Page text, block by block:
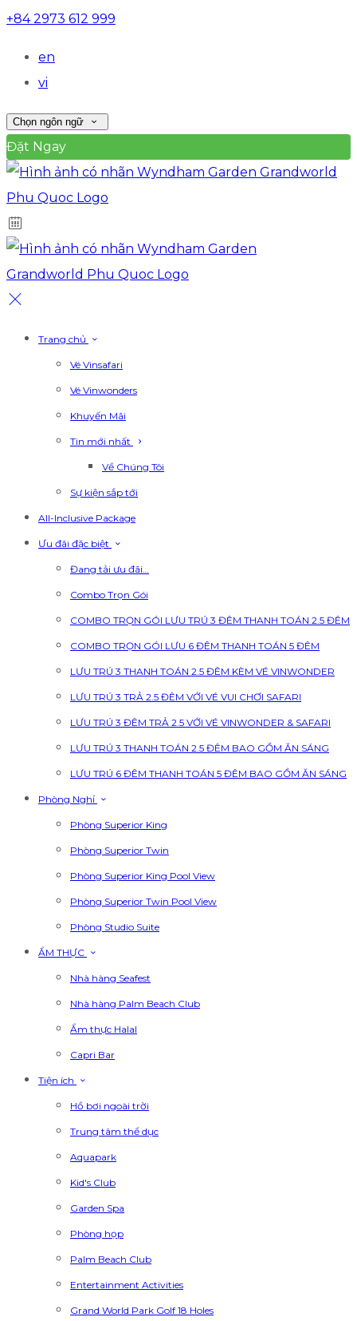
+84 2973 612 999
en
vi
Chọn ngôn ngữ
Đặt Ngay
Trang chủ
Vé Vinsafari
Vé Vinwonders
Khuyến Mãi
Tin mới nhất
Về Chúng Tôi
Sự kiện sắp tới
All-Inclusive Package
Ưu đãi đặc biệt
Đang tải ưu đãi…
Combo Trọn Gói
COMBO TRỌN GÓI LƯU TRÚ 3 ĐÊM THANH TOÁN 2.5 ĐÊM
COMBO TRỌN GÓI LƯU 6 ĐÊM THANH TOÁN 5 ĐÊM
LƯU TRÚ 3 THANH TOÁN 2.5 ĐÊM KÈM VÉ VINWONDER
LƯU TRÚ 3 TRẢ 2.5 ĐÊM VỚI VÉ VUI CHƠI SAFARI
LƯU TRÚ 3 ĐÊM TRẢ 2.5 VỚI VÉ VINWONDER & SAFARI
LƯU TRÚ 3 THANH TOÁN 2.5 ĐÊM BAO GỒM ĂN SÁNG
LƯU TRÚ 6 ĐÊM THANH TOÁN 5 ĐÊM BAO GỒM ĂN SÁNG
Phòng Nghỉ
Phòng Superior King
Phòng Superior Twin
Phòng Superior King Pool View
Phòng Superior Twin Pool View
Phòng Studio Suite
ẨM THỰC
Nhà hàng Seafest
Nhà hàng Palm Beach Club
Ẩm thực Halal
Capri Bar
Tiện ích
Hồ bơi ngoài trời
Trung tâm thể dục
Aquapark
Kid's Club
Garden Spa
Phòng họp
Palm Beach Club
Entertainment Activities
Grand World Park Golf 18 Holes